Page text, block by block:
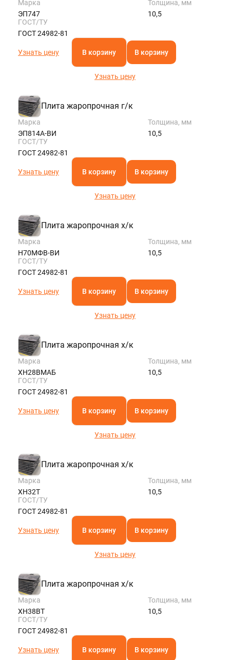
Марка
ЭП747
Толщина, мм
10,5
ГОСТ/ТУ
ГОСТ 24982-81
Узнать цену В корзину В корзину
Узнать цену
Плита жаропрочная г/к
Марка
ЭП814А-ВИ
Толщина, мм
10,5
ГОСТ/ТУ
ГОСТ 24982-81
Узнать цену В корзину В корзину
Узнать цену
Плита жаропрочная х/к
Марка
Н70МФВ-ВИ
Толщина, мм
10,5
ГОСТ/ТУ
ГОСТ 24982-81
Узнать цену В корзину В корзину
Узнать цену
Плита жаропрочная х/к
Марка
ХН28ВМАБ
Толщина, мм
10,5
ГОСТ/ТУ
ГОСТ 24982-81
Узнать цену В корзину В корзину
Узнать цену
Плита жаропрочная х/к
Марка
ХН32Т
Толщина, мм
10,5
ГОСТ/ТУ
ГОСТ 24982-81
Узнать цену В корзину В корзину
Узнать цену
Плита жаропрочная х/к
Марка
ХН38ВТ
Толщина, мм
10,5
ГОСТ/ТУ
ГОСТ 24982-81
Узнать цену В корзину В корзину